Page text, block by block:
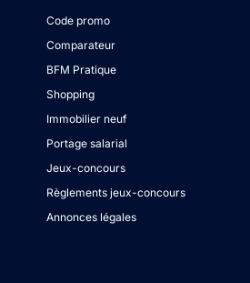
Code promo
Comparateur
BFM Pratique
Shopping
Immobilier neuf
Portage salarial
Jeux-concours
Règlements jeux-concours
Annonces légales